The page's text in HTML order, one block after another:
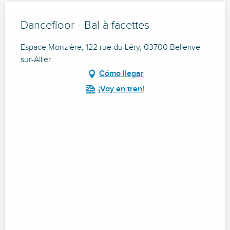
Dancefloor - Bal à facettes
Espace Monzière, 122 rue du Léry, 03700 Bellerive-
sur-Allier
Cómo llegar
¡Voy en tren!